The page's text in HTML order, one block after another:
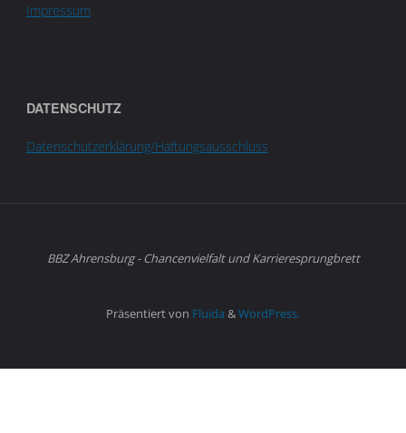
Impressum
DATENSCHUTZ
Datenschutzerklärung/Haftungsausschluss
BBZ Ahrensburg - Chancenvielfalt und Karrieresprungbrett
Präsentiert von Fluida &WordPress.